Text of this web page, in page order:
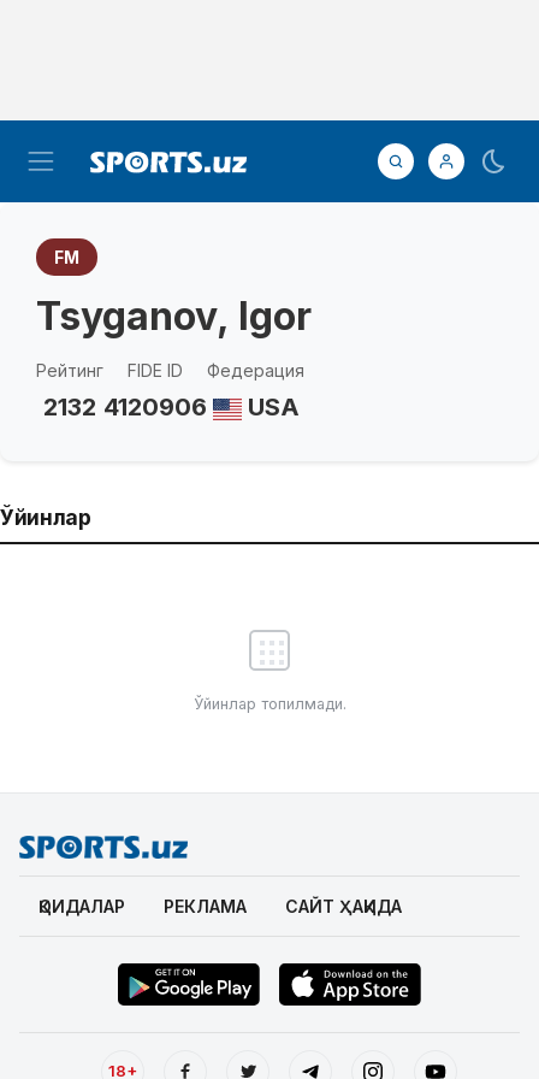
FM
Tsyganov, Igor
Рейтинг
2132
FIDE ID
4120906
Федерация
USA
Ўйинлар
Ўйинлар топилмади.
ҚОИДАЛАР РЕКЛАМА САЙТ ҲАҚИДА
18+